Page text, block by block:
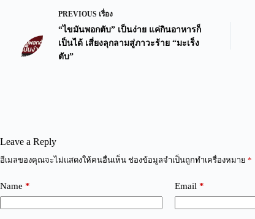
PREVIOUS เรื่อง
“ไขมันพอกตับ” เป็นง่าย แค่กินอาหารก็
เป็นได้ เสี่ยงลุกลามสู่ภาวะร้าย “มะเร็ง
ตับ”
Leave a Reply
อีเมลของคุณจะไม่แสดงให้คนอื่นเห็น ช่องข้อมูลจำเป็นถูกทำเครื่องหมาย *
Name * Email *
A
t
e